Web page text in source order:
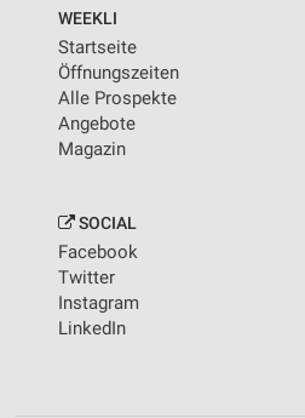
WEEKLI
Startseite
Öffnungszeiten
Alle Prospekte
Angebote
Magazin
SOCIAL
Facebook
Twitter
Instagram
LinkedIn